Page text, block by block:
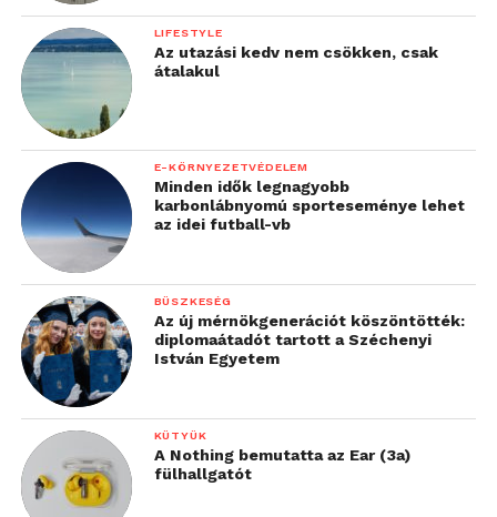
LIFESTYLE
Az utazási kedv nem csökken, csak
átalakul
E-KÖRNYEZETVÉDELEM
Minden idők legnagyobb
karbonlábnyomú sporteseménye lehet
az idei futball-vb
BÜSZKESÉG
Az új mérnökgenerációt köszöntötték:
diplomaátadót tartott a Széchenyi
István Egyetem
KÜTYÜK
A Nothing bemutatta az Ear (3a)
fülhallgatót